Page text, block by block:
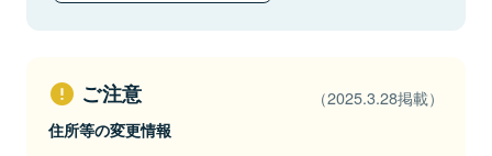
ご注意 （2025.3.28掲載）
住所等の変更情報